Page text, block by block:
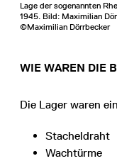
Lage der sogenannten
1945. Bild: Maximilian
©Maximilian Dörrbecker
WIE WAREN DIE
Die Lager waren
Stacheldraht
Wachtürme